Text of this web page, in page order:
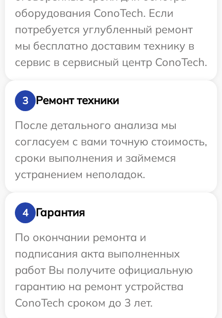
оборудования ConoTech. Если
потребуется углубленный ремонт
мы бесплатно доставим технику в
сервис в сервисный центр ConoTech.
3
Ремонт техники
После детального анализа мы
согласуем с вами точную стоимость,
сроки выполнения и займемся
устранением неполадок.
4
Гарантия
По окончании ремонта и
подписания акта выполненных
работ Вы получите официальную
гарантию на ремонт устройства
ConoTech сроком до 3 лет.